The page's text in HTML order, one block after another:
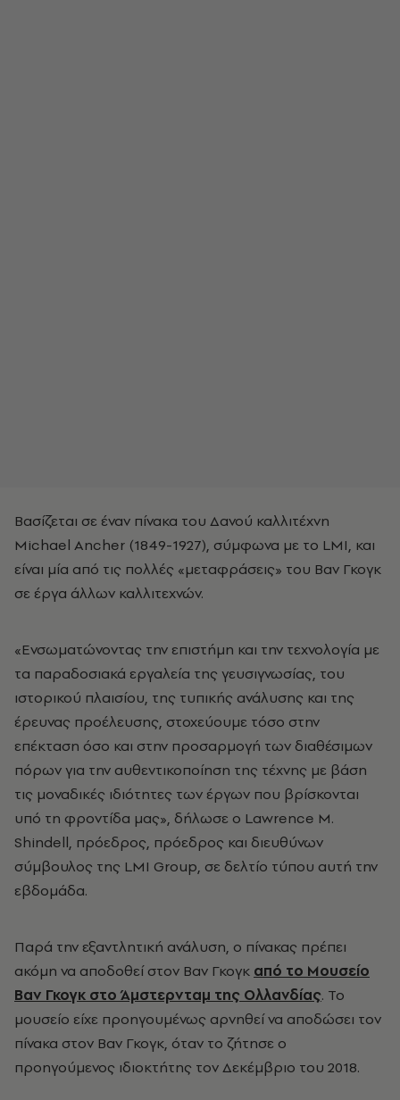
Βασίζεται σε έναν πίνακα του Δανού καλλιτέχνη
Michael Ancher (1849-1927), σύμφωνα με το LMI, και
είναι μία από τις πολλές «μεταφράσεις» του Βαν Γκογκ
σε έργα άλλων καλλιτεχνών.
«Ενσωματώνοντας την επιστήμη και την τεχνολογία με
τα παραδοσιακά εργαλεία της γευσιγνωσίας, του
ιστορικού πλαισίου, της τυπικής ανάλυσης και της
έρευνας προέλευσης, στοχεύουμε τόσο στην
επέκταση όσο και στην προσαρμογή των διαθέσιμων
πόρων για την αυθεντικοποίηση της τέχνης με βάση
τις μοναδικές ιδιότητες των έργων που βρίσκονται
υπό τη φροντίδα μας», δήλωσε ο Lawrence M.
Shindell, πρόεδρος, πρόεδρος και διευθύνων
σύμβουλος της LMI Group, σε δελτίο τύπου αυτή την
εβδομάδα.
Παρά την εξαντλητική ανάλυση, ο πίνακας πρέπει
ακόμη να αποδοθεί στον Βαν Γκογκ από το Μουσείο
Βαν Γκογκ στο Άμστερνταμ της Ολλανδίας. Το
μουσείο είχε προηγουμένως αρνηθεί να αποδώσει τον
πίνακα στον Βαν Γκογκ, όταν το ζήτησε ο
προηγούμενος ιδιοκτήτης τον Δεκέμβριο του 2018.